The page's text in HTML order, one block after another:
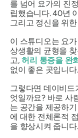
를 넘어 요가의 진
립했습니다. 40년
그리고 정신을 위
이 스튜디오는 요
상생활의 균형을
고,허리 통증을 완
없이 좋은 곳입니다.
그렇다면 데이비드
엇일까요? 바로 사
는 공간을 제공하
에 대한 전체론적
을 향상시켜 줍니다.